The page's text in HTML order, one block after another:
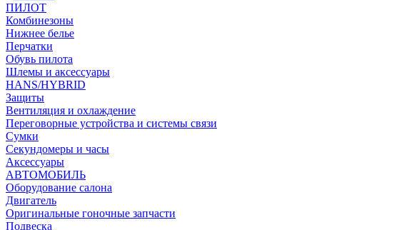
ПИЛОТ
Комбинезоны
Нижнее белье
Перчатки
Обувь пилота
Шлемы и аксессуары
HANS/HYBRID
Защиты
Вентиляция и охлаждение
Переговорные устройства и системы связи
Сумки
Секундомеры и часы
Аксессуары
АВТОМОБИЛЬ
Оборудование салона
Двигатель
Оригинальные гоночные запчасти
Подвеска